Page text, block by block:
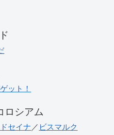
ット！
ロシアム
セイナ ／ ビスマルク